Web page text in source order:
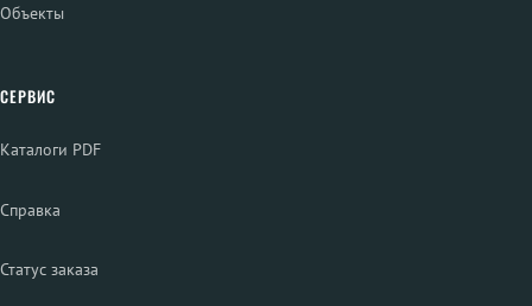
Объекты
СЕРВИС
Каталоги PDF
Справка
Статус заказа